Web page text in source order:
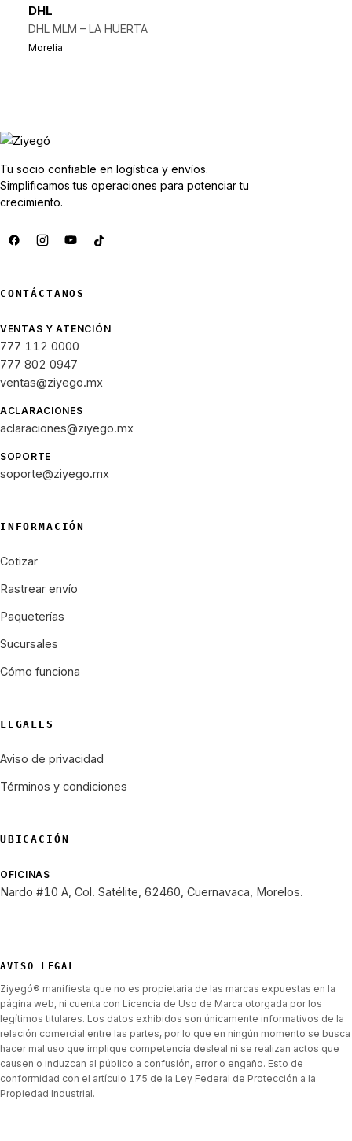
DHL
DHL MLM – LA HUERTA
Morelia
Tu socio confiable en logística y envíos.
Simplificamos tus operaciones para potenciar tu
crecimiento.
CONTÁCTANOS
VENTAS Y ATENCIÓN
777 112 0000
777 802 0947
ventas@ziyego.mx
ACLARACIONES
aclaraciones@ziyego.mx
SOPORTE
soporte@ziyego.mx
INFORMACIÓN
Cotizar
Rastrear envío
Paqueterías
Sucursales
Cómo funciona
LEGALES
Aviso de privacidad
Términos y condiciones
UBICACIÓN
OFICINAS
Nardo #10 A, Col. Satélite, 62460, Cuernavaca, Morelos.
AVISO LEGAL
Ziyegó® manifiesta que no es propietaria de las marcas expuestas en la
página web, ni cuenta con Licencia de Uso de Marca otorgada por los
legítimos titulares. Los datos exhibidos son únicamente informativos de la
relación comercial entre las partes, por lo que en ningún momento se busca
hacer mal uso que implique competencia desleal ni se realizan actos que
causen o induzcan al público a confusión, error o engaño. Esto de
conformidad con el artículo 175 de la Ley Federal de Protección a la
Propiedad Industrial.